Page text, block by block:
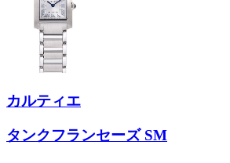
カルティエ
タンクフランセーズ SM